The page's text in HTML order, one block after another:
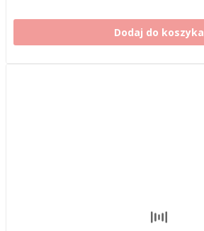
Dodaj do koszyka